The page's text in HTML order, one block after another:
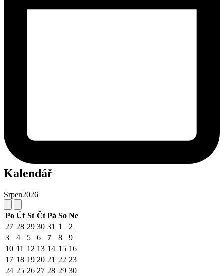
Kalendář
Srpen2026
Po Út St Čt Pá So Ne
27 28 29 30 31 1
2
3
4 5 6 7 8
9
10 11 12 13 14 15 16
17 18 19 20 21 22 23
24 25 26 27 28 29 30